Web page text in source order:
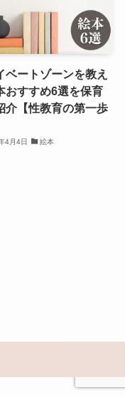
ベートゾーンを教え
おすすめ6選を保育
介【性教育の第一歩
4月4日 絵本